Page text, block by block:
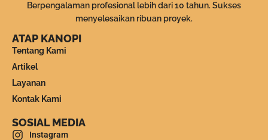
Berpengalaman profesional lebih dari 10 tahun. Sukses
menyelesaikan ribuan proyek.
ATAP KANOPI
Tentang Kami
Artikel
Layanan
Kontak Kami
SOSIAL MEDIA
Instagram